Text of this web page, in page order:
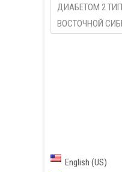
ДИАБЕТОМ 2
ВОСТОЧНОЙ
English (US)